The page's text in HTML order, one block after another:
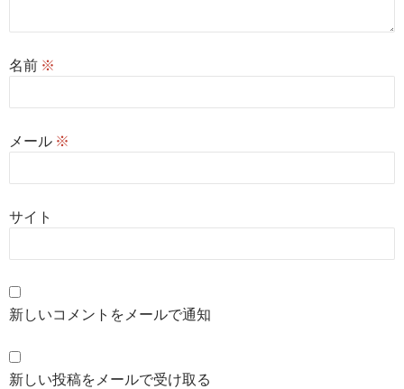
名前 ※
メール ※
サイト
新しいコメントをメールで通知
新しい投稿をメールで受け取る